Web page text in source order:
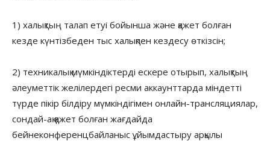
1) халықтың талап етуі бойынша және қажет болған
кезде күнтізбеден тыс халықпен кездесу өткізсін;
2) техникалық мүмкіндіктерді ескере отырып, халықтың
әлеуметтік желілердегі ресми аккаунттарда міндетті
түрде пікір білдіру мүмкіндігімен онлайн-трансляциялар,
сондай-ақ қажет болған жағдайда
бейнеконференцбайланыс ұйымдастыру арқылы